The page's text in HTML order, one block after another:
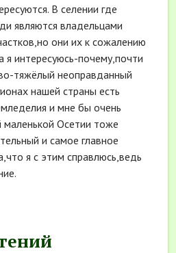
В селении где
являются владельцами
они их к сожалению
интересуюсь-почему,почти
тяжёлый неоправданный
нашей страны есть
и мне бы очень
Осетии тоже
и самое главное
я с этим справлюсь,ведь